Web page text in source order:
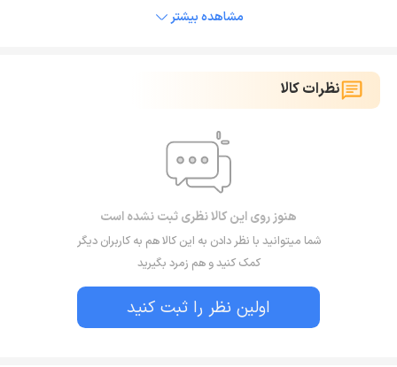
مشاهده بیشتر
نظرات کالا
هنوز روی این کالا نظری ثبت نشده است
شما میتوانید با نظر دادن به این کالا هم به کاربران دیگر
کمک کنید و هم زمرد بگیرید
اولین نظر را ثبت کنید